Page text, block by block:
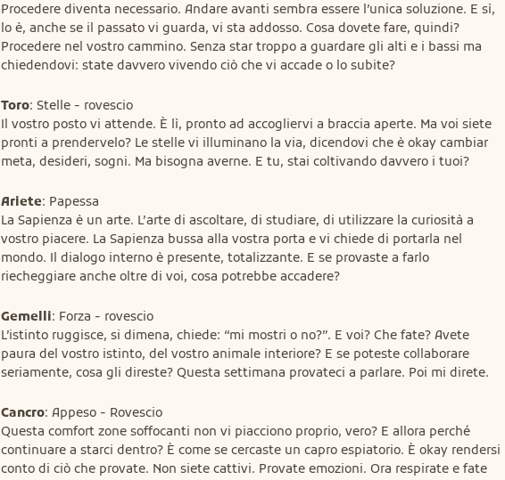
Procedere diventa necessario. Andare avanti sembra essere l’unica soluzione. E sì,
lo è, anche se il passato vi guarda, vi sta addosso. Cosa dovete fare, quindi?
Procedere nel vostro cammino. Senza star troppo a guardare gli alti e i bassi ma
chiedendovi: state davvero vivendo ciò che vi accade o lo subite?
Toro: Stelle - rovescio
Il vostro posto vi attende. È lì, pronto ad accogliervi a braccia aperte. Ma voi siete
pronti a prendervelo? Le stelle vi illuminano la via, dicendovi che è okay cambiar
meta, desideri, sogni. Ma bisogna averne. E tu, stai coltivando davvero i tuoi?
Ariete: Papessa
La Sapienza è un arte. L’arte di ascoltare, di studiare, di utilizzare la curiosità a
vostro piacere. La Sapienza bussa alla vostra porta e vi chiede di portarla nel
mondo. Il dialogo interno è presente, totalizzante. E se provaste a farlo
riecheggiare anche oltre di voi, cosa potrebbe accadere?
Gemelli: Forza - rovescio
L’istinto ruggisce, si dimena, chiede: “mi mostri o no?”. E voi? Che fate? Avete
paura del vostro istinto, del vostro animale interiore? E se poteste collaborare
seriamente, cosa gli direste? Questa settimana provateci a parlare. Poi mi direte.
Cancro: Appeso - Rovescio
Questa comfort zone soffocanti non vi piacciono proprio, vero? E allora perché
continuare a starci dentro? È come se cercaste un capro espiatorio. È okay rendersi
conto di ciò che provate. Non siete cattivi. Provate emozioni. Ora respirate e fate